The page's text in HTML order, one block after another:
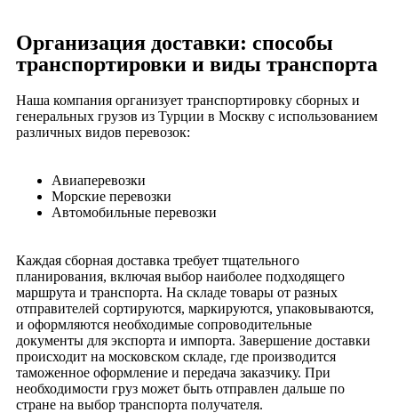
Организация доставки: способы
транспортировки и виды транспорта
Наша компания организует транспортировку сборных и
генеральных грузов из Турции в Москву с использованием
различных видов перевозок:
Авиаперевозки
Морские перевозки
Автомобильные перевозки
Каждая сборная доставка требует тщательного
планирования, включая выбор наиболее подходящего
маршрута и транспорта. На складе товары от разных
отправителей сортируются, маркируются, упаковываются,
и оформляются необходимые сопроводительные
документы для экспорта и импорта. Завершение доставки
происходит на московском складе, где производится
таможенное оформление и передача заказчику. При
необходимости груз может быть отправлен дальше по
стране на выбор транспорта получателя.